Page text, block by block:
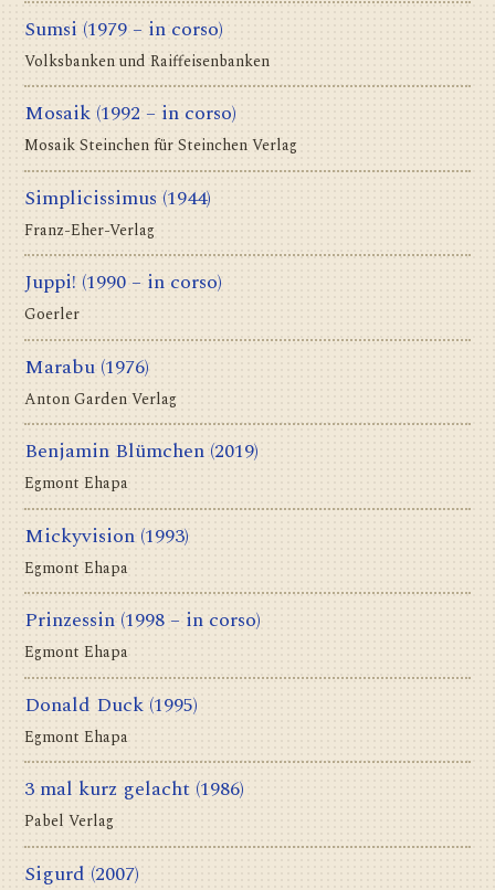
Sumsi (1979 – in corso)
Volksbanken und Raiffeisenbanken
Mosaik (1992 – in corso)
Mosaik Steinchen für Steinchen Verlag
Simplicissimus (1944)
Franz-Eher-Verlag
Juppi! (1990 – in corso)
Goerler
Marabu (1976)
Anton Garden Verlag
Benjamin Blümchen (2019)
Egmont Ehapa
Mickyvision (1993)
Egmont Ehapa
Prinzessin (1998 – in corso)
Egmont Ehapa
Donald Duck (1995)
Egmont Ehapa
3 mal kurz gelacht (1986)
Pabel Verlag
Sigurd (2007)